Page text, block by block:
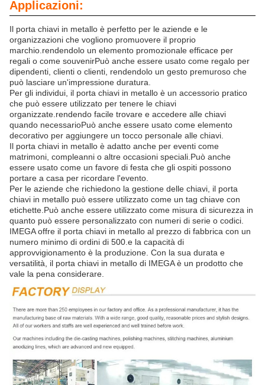
Applicazioni:
Il porta chiavi in metallo è perfetto per le aziende e le
organizzazioni che vogliono promuovere il proprio
marchio.rendendolo un elemento promozionale efficace per
regali o come souvenirPuò anche essere usato come regalo per
dipendenti, clienti o clienti, rendendolo un gesto premuroso che
può lasciare un'impressione duratura.
Per gli individui, il porta chiavi in metallo è un accessorio pratico
che può essere utilizzato per tenere le chiavi
organizzate.rendendo facile trovare e accedere alle chiavi
quando necessarioPuò anche essere usato come elemento
decorativo per aggiungere un tocco personale alle chiavi.
Il porta chiavi in metallo è adatto anche per eventi come
matrimoni, compleanni o altre occasioni speciali.Può anche
essere usato come un favore di festa che gli ospiti possono
portare a casa per ricordare l'evento.
Per le aziende che richiedono la gestione delle chiavi, il porta
chiavi in metallo può essere utilizzato come un tag chiave con
etichette.Può anche essere utilizzato come misura di sicurezza in
quanto può essere personalizzato con numeri di serie o codici.
IMEGA offre il porta chiavi in metallo al prezzo di fabbrica con un
numero minimo di ordini di 500.e la capacità di
approvvigionamento è la produzione. Con la sua durata e
versatilità, il porta chiavi in metallo di IMEGA è un prodotto che
vale la pena considerare.